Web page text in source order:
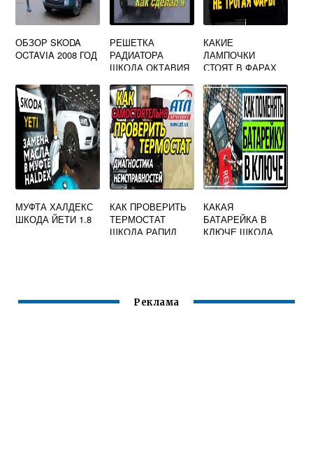
ОБЗОР SKODA
OCTAVIA 2008 ГОД
РЕШЕТКА
РАДИАТОРА
ШКОДА ОКТАВИЯ
КАКИЕ
ЛАМПОЧКИ
СТОЯТ В ФАРАХ
ПОКОЛЕНИЯ
МУФТА ХАЛДЕКС
ШКОДА ЙЕТИ 1.8
КАК ПРОВЕРИТЬ
ТЕРМОСТАТ
ШКОДА РАПИД
КАКАЯ
БАТАРЕЙКА В
КЛЮЧЕ ШКОДА
Реклама